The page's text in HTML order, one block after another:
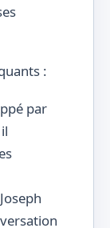
:
par